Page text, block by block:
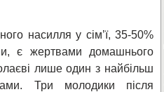
насилля у сім’ї, 35-50%
є жертвами домашнього
лише один з найбільш
Три молодики після